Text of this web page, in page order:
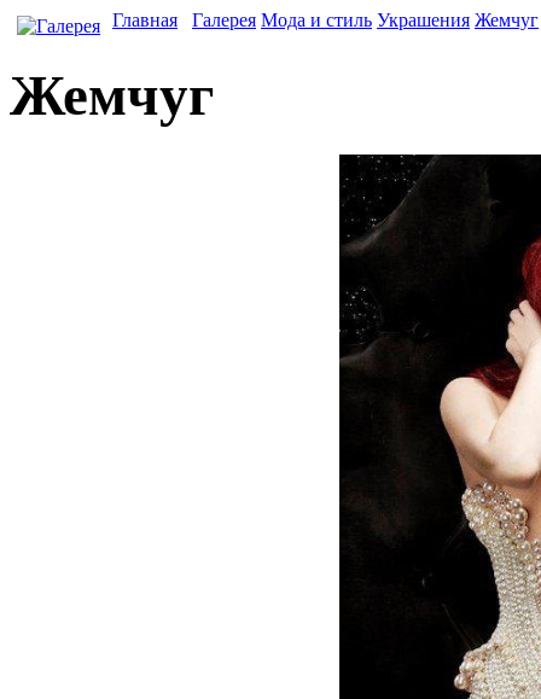
Главная Галерея Мода и стиль Украшения Жемчуг
Жемчуг